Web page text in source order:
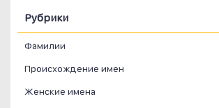
Рубрики
Фамилии
Происхождение имен
Женские имена